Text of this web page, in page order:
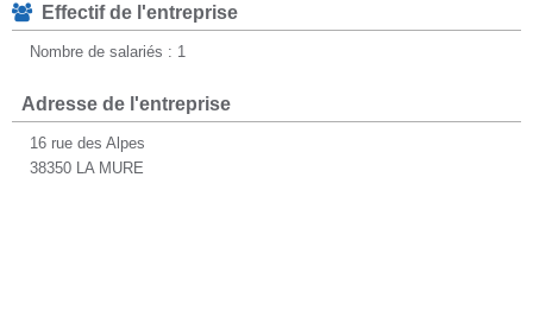
Effectif de l'entreprise
Nombre de salariés : 1
Adresse de l'entreprise
16 rue des Alpes
38350 LA MURE